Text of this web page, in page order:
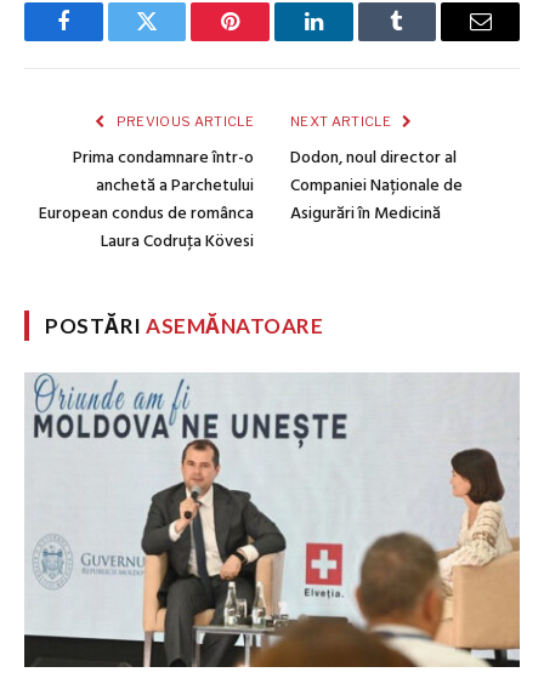
FacebookTwitter Pinterest LinkedInTumblr Email
PREVIOUS ARTICLE
Prima condamnare într-o
anchetă a Parchetului
European condus de românca
Laura Codruţa Kövesi
NEXT ARTICLE
Dodon, noul director al
Companiei Naționale de
Asigurări în Medicină
POSTĂRIASEMĂNATOARE